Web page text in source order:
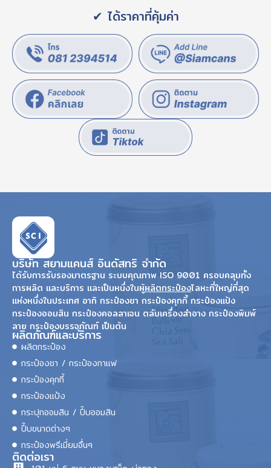
✔ ได้ราคาที่คุ้มค่า
บริษัท สยามแคนส์ อินดัสทริ จำกัด
ได้รับการรับรองมาตรฐาน ระบบคุณภาพ ISO 9001 ครอบคลุมทั้ง
การผลิต และบริการ และเป็นหนึ่งในผู้ผลิตกระป๋องโลหะที่ใหญ่ที่สุด
แห่งหนึ่งในประเทศ อาทิ กระป๋องชา กระป๋องคุกกี้ กระป๋องแป้ง
กระป๋องออมสิน กระป๋องคอลลาเจน ตลับเครื่องสำอาง กระป๋องพิมพ์
ลาย กระป๋องบรรจุภัณฑ์ เป็นต้น
ผลิตภัณฑ์และบริการ
ผลิตกระป๋อง
กระป๋องชา / กระป๋องกาแฟ
กระป๋องคุกกี้
กระป๋องแป้ง
กระปุกออมสิน / ปี๊บออมสิน
ปี๊บขนาดต่างๆ
กระป๋องพรีเมี่ยมอื่นๆ
ติดต่อเรา